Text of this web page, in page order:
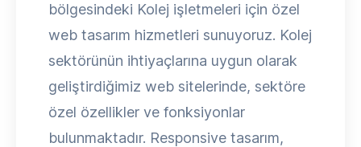
bölgesindeki Kolej işletmeleri için özel
web tasarım hizmetleri sunuyoruz. Kolej
sektörünün ihtiyaçlarına uygun olarak
geliştirdiğimiz web sitelerinde, sektöre
özel özellikler ve fonksiyonlar
bulunmaktadır. Responsive tasarım,